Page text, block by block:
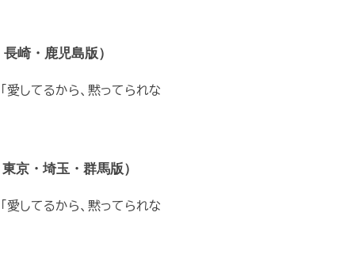
崎・鹿児島版）
してるから、黙ってられな
京・埼玉・群馬版）
してるから、黙ってられな